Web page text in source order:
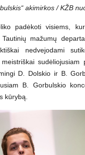
akimirkos / KŽB
padėkoti visiems,
mažumų
nedvejodami
sudėliojusiam
D. Dolskio ir B.
B. Gorbulskio
kūrybą.